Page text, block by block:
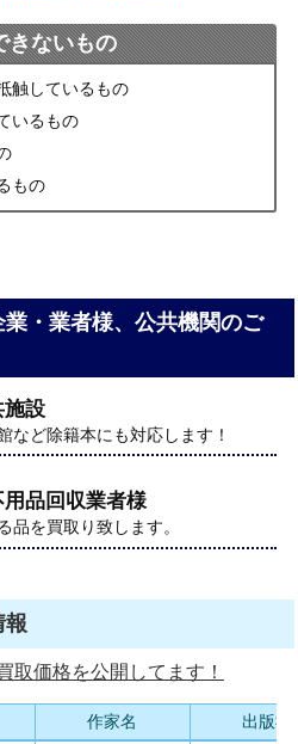
きないもの
触しているもの
いるもの
もの
・業者様、公共機関のご
施設
など除籍本にも対応します！
品回収業者様
品を買取り致します。
報
取価格を公開してます！
作家名 出版社